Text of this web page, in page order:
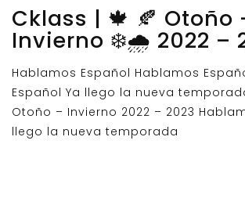
Cklass | 🍁 🍂 Otoño
Invierno ❄️🌧️ 2022 –
Hablamos Español Hablamos
Español Ya llego la nueva
Otoño – Invierno 2022 – 2023
llego la nueva temporada